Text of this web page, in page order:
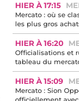
HIER À 17:15
Mercato : où se
les plus gros
HIER À 16:20
Officialisations et
tableau du
HIER À 15:09
Mercato : Sion